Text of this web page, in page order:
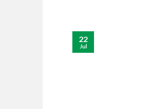
22
Jul